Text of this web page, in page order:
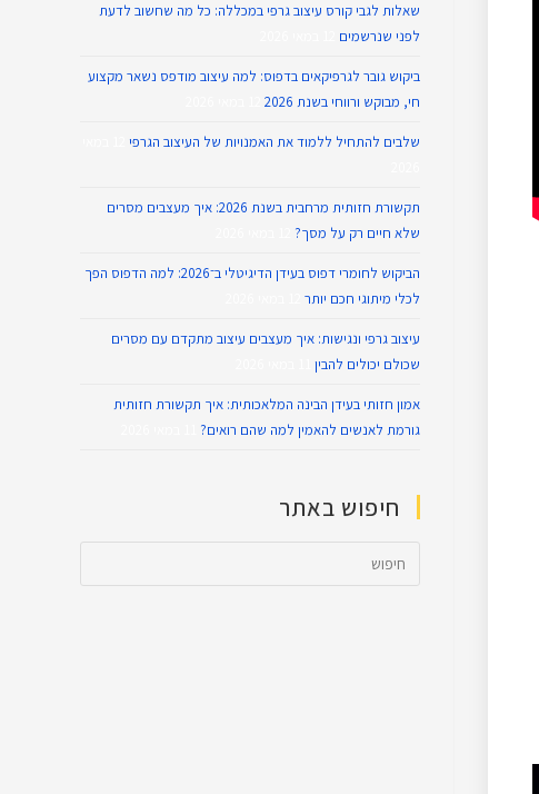
שאלות לגבי קורס עיצוב גרפי במכללה: כל מה שחשוב לדעת
לפני שנרשמים
ביקוש גובר לגרפיקאים בדפוס: למה עיצוב מודפס נשאר מקצוע
חי, מבוקש ורווחי בשנת 2026
שלבים להתחיל ללמוד את האמנויות של העיצוב הגרפי
תקשורת חזותית מרחבית בשנת 2026: איך מעצבים מסרים
שלא חיים רק על מסך?
הביקוש לחומרי דפוס בעידן הדיגיטלי ב־2026: למה הדפוס הפך
לכלי מיתוגי חכם יותר
עיצוב גרפי ונגישות: איך מעצבים עיצוב מתקדם עם מסרים
שכולם יכולים להבין
אמון חזותי בעידן הבינה המלאכותית: איך תקשורת חזותית
גורמת לאנשים להאמין למה שהם רואים?
חיפוש באתר